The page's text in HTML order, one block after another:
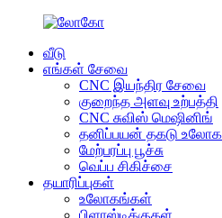
வீடு
எங்கள் சேவை
CNC இயந்திர சேவை
குறைந்த அளவு உற்பத்தி
CNC சுவிஸ் மெஷினிங்
தனிப்பயன் தகடு
மேற்பரப்பு பூச்சு
வெப்ப சிகிச்சை
தயாரிப்புகள்
உலோகங்கள்
பிளாஸ்டிக்குகள்